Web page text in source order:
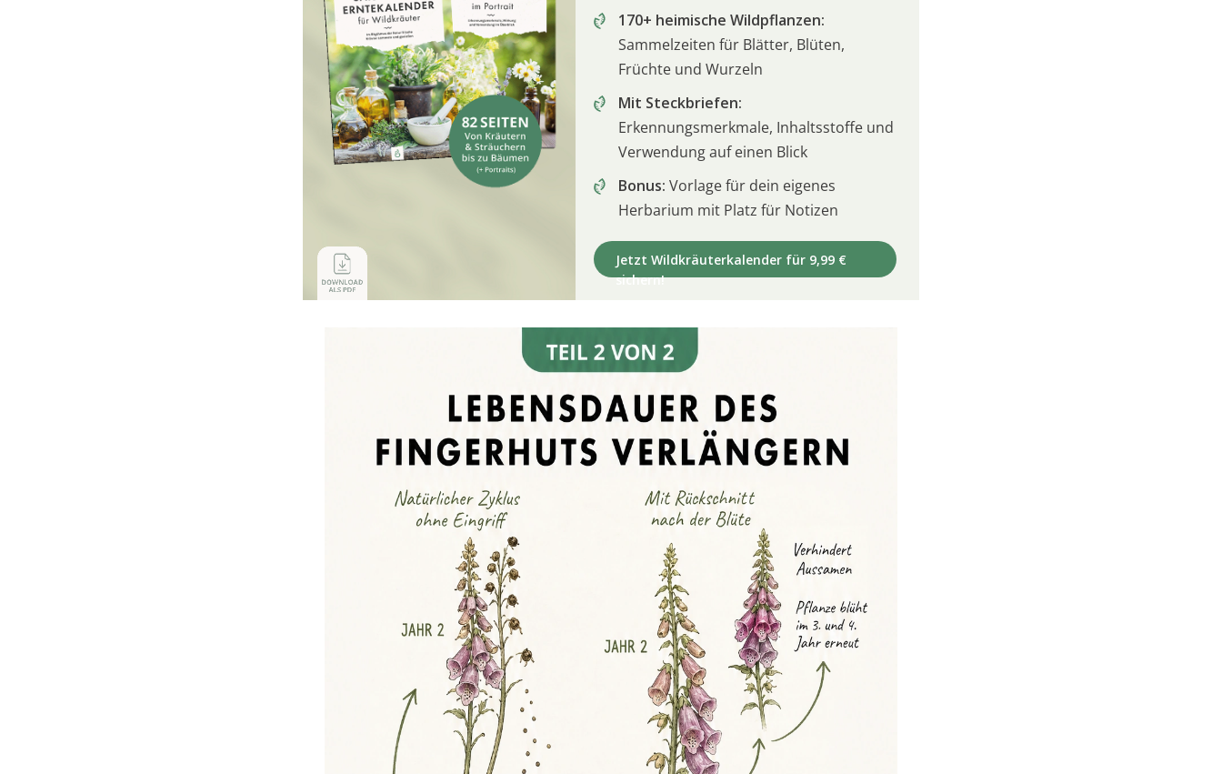
170+ heimische Wildpflanzen:
Sammelzeiten für Blätter, Blüten,
Früchte und Wurzeln
Mit Steckbriefen:
Erkennungsmerkmale, Inhaltsstoffe und
Verwendung auf einen Blick
Bonus: Vorlage für dein eigenes
Herbarium mit Platz für Notizen
Jetzt Wildkräuterkalender für 9,99 €
sichern!